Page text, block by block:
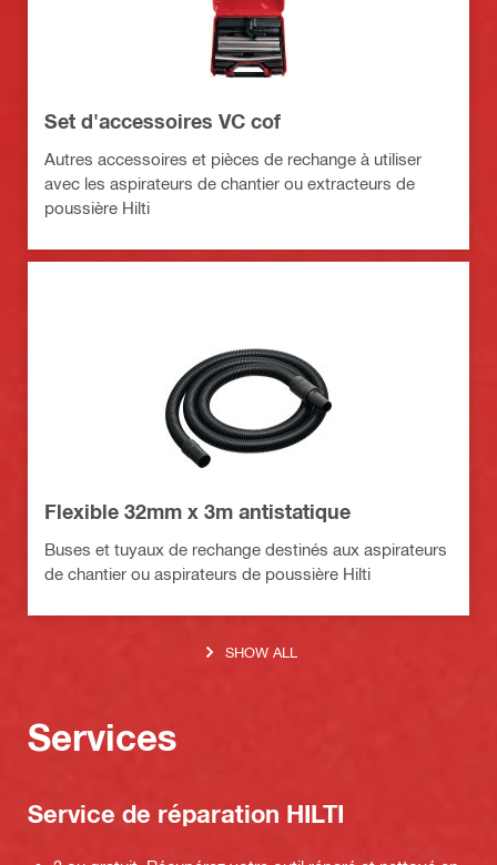
Set d'accessoires VC cof
Autres accessoires et pièces de rechange à utiliser
avec les aspirateurs de chantier ou extracteurs de
poussière Hilti
Flexible 32mm x 3m antistatique
Buses et tuyaux de rechange destinés aux aspirateurs
de chantier ou aspirateurs de poussière Hilti
SHOW ALL
Services
Service de réparation HILTI